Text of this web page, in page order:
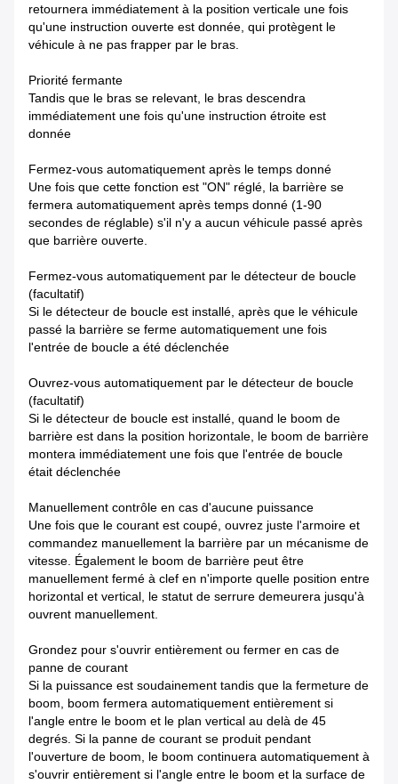
retournera immédiatement à la position verticale une fois
qu'une instruction ouverte est donnée, qui protègent le
véhicule à ne pas frapper par le bras.
Priorité fermante
Tandis que le bras se relevant, le bras descendra
immédiatement une fois qu'une instruction étroite est
donnée
Fermez-vous automatiquement après le temps donné
Une fois que cette fonction est "ON" réglé, la barrière se
fermera automatiquement après temps donné (1-90
secondes de réglable) s'il n'y a aucun véhicule passé après
que barrière ouverte.
Fermez-vous automatiquement par le détecteur de boucle
(facultatif)
Si le détecteur de boucle est installé, après que le véhicule
passé la barrière se ferme automatiquement une fois
l'entrée de boucle a été déclenchée
Ouvrez-vous automatiquement par le détecteur de boucle
(facultatif)
Si le détecteur de boucle est installé, quand le boom de
barrière est dans la position horizontale, le boom de barrière
montera immédiatement une fois que l'entrée de boucle
était déclenchée
Manuellement contrôle en cas d'aucune puissance
Une fois que le courant est coupé, ouvrez juste l'armoire et
commandez manuellement la barrière par un mécanisme de
vitesse. Également le boom de barrière peut être
manuellement fermé à clef en n'importe quelle position entre
horizontal et vertical, le statut de serrure demeurera jusqu'à
ouvrent manuellement.
Grondez pour s'ouvrir entièrement ou fermer en cas de
panne de courant
Si la puissance est soudainement tandis que la fermeture de
boom, boom fermera automatiquement entièrement si
l'angle entre le boom et le plan vertical au delà de 45
degrés. Si la panne de courant se produit pendant
l'ouverture de boom, le boom continuera automatiquement à
s'ouvrir entièrement si l'angle entre le boom et la surface de